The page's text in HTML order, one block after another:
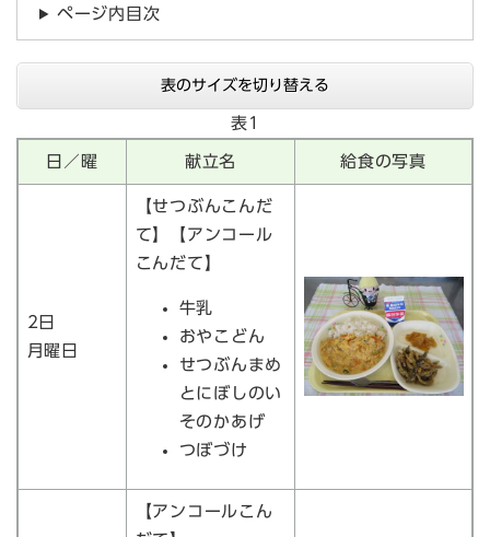
ページ内目次
表のサイズを切り替える
表1
日／曜 献立名 給食の写真
2日
月曜日
【せつぶんこんだ
て】【アンコール
こんだて】
牛乳
おやこどん
せつぶんまめ
とにぼしのい
そのかあげ
つぼづけ
【アンコールこん